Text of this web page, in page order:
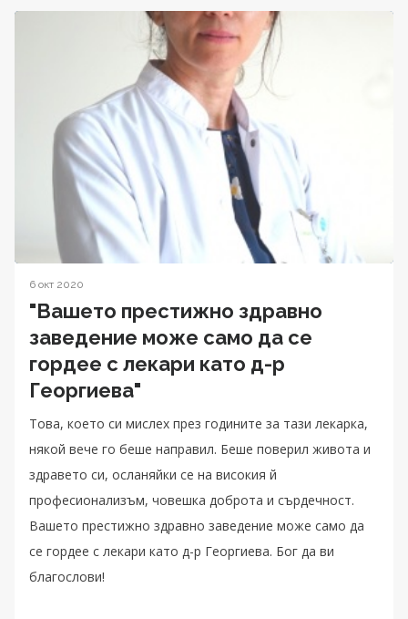
6 окт 2020
"Вашето престижно здравно
заведение може само да се
гордее с лекари като д-р
Георгиева"
Това, което си мислех през годините за тази лекарка,
някой вече го беше направил. Беше поверил живота и
здравето си, осланяйки се на високия й
професионализъм, човешка доброта и сърдечност.
Вашето престижно здравно заведение може само да
се гордее с лекари като д-р Георгиева. Бог да ви
благослови!